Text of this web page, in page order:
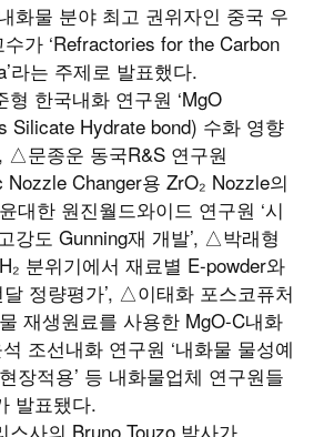
화물 분야 최고 권위자인 중국 우
가 ‘Refractories for the Carbon
라는 주제로 발표했다.
한국내화 연구원 ‘MgO
Silicate Hydrate bond) 수화 영향
△문종운 동국R&S 연구원
Nozzle Changer용 ZrO₂ Nozzle의
대한 원진월드와이드 연구원 ‘시
강도 Gunning재 개발’, △박래형
분위기에서 재료별 E-powder와
정량평가’, △이태화 포스코퓨처
재생원료를 사용한 MgO-C내화
조선내화 연구원 ‘내화물 물성예
장적용’ 등 내화물업체 연구원들
발표됐다.
스사의 Bruno Touzo 박사가